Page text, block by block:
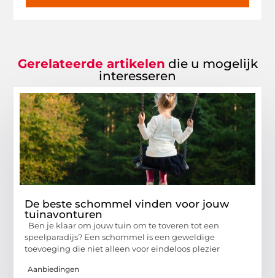
Gerelateerde artikelen die u mogelijk
interesseren
De beste schommel vinden voor jouw
tuinavonturen
Ben je klaar om jouw tuin om te toveren tot een
speelparadijs? Een schommel is een geweldige
toevoeging die niet alleen voor eindeloos plezier
Aanbiedingen